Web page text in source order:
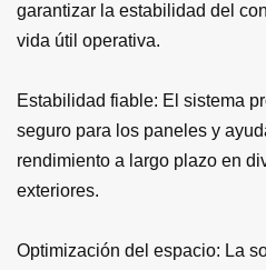
garantizar la estabilidad del
vida útil operativa.
Estabilidad fiable: El sistema
seguro para los paneles y
rendimiento a largo plazo en
exteriores.
Optimización del espacio: La